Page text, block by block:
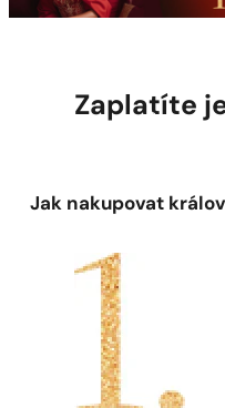
1 - 3 ks
Zaplatíte
Jak nakupovat